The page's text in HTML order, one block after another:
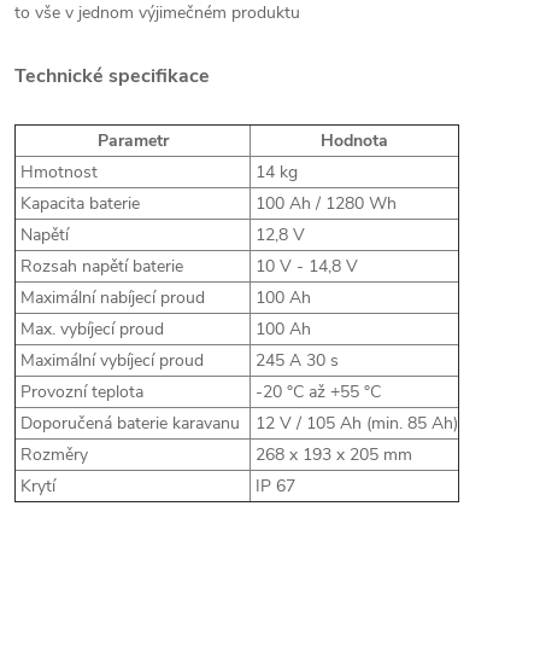
to vše v jednom výjimečném produktu
Technické specifikace
Parametr
Hodnota
Hmotnost
14 kg
Kapacita baterie
100 Ah / 1280 Wh
Napětí
12,8 V
Rozsah napětí baterie
10 V - 14,8 V
Maximální nabíjecí proud
100 Ah
Max. vybíjecí proud
100 Ah
Maximální vybíjecí proud
245 A 30 s
Provozní teplota
-20 °C až +55 °C
Doporučená baterie karavanu
12 V / 105 Ah (min. 85 Ah)
Rozměry
268 x 193 x 205 mm
Krytí
IP 67